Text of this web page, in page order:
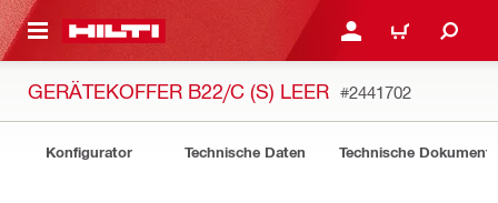
ANMELDEN ODER
WARENKORB
GERÄTEKOFFER B22/C (S) LEER #2441702
Konfigurator Technische Daten Technische Dokumente